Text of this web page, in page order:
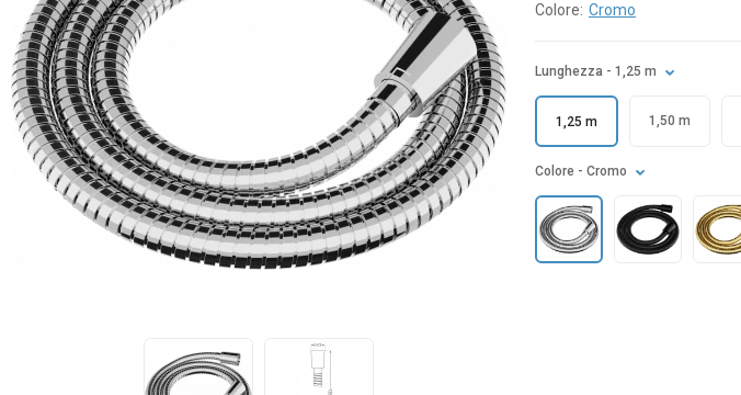
Colore: Cromo
Lunghezza - 1,25 m
1,25 m 1,50 m
Colore - Cromo